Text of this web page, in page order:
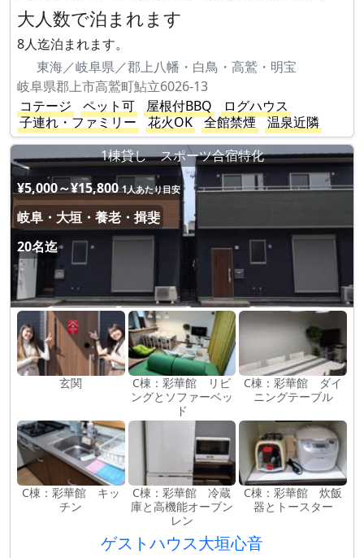
大人数で泊まれます
8人迄泊まれます。
東海／岐阜県／郡上八幡・白鳥・高鷲・明宝
岐阜県郡上市高鷲町鮎立6026-13
コテージ
ペット可 屋根付BBQ
ログハウス
子連れ・ファミリー
花火OK 全館禁煙
温泉近隣
1棟貸し スポーツ合宿特化
¥5,000～¥15,800 1人あたり目安
岐阜・大垣・養老・揖斐
20名迄
玄関
C棟：彩華館 リビ
ングとソファーベッ
ド
C棟：彩華館 ダイ
ニングテーブル
C棟：彩華館 キッ
チン
C棟：彩華館 冷蔵
庫と高機能オーブン
レン
C棟：彩華館 炊飯
器とトースター
ゲストハウス大垣心音